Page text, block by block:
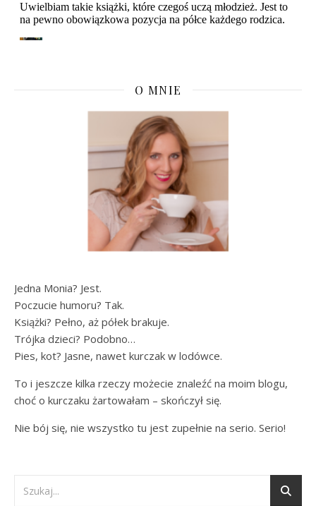
O MNIE
Jedna Monia? Jest.
Poczucie humoru? Tak.
Książki? Pełno, aż półek brakuje.
Trójka dzieci? Podobno…
Pies, kot? Jasne, nawet kurczak w lodówce.
To i jeszcze kilka rzeczy możecie znaleźć na moim blogu,
choć o kurczaku żartowałam – skończył się.
Nie bój się, nie wszystko tu jest zupełnie na serio. Serio!